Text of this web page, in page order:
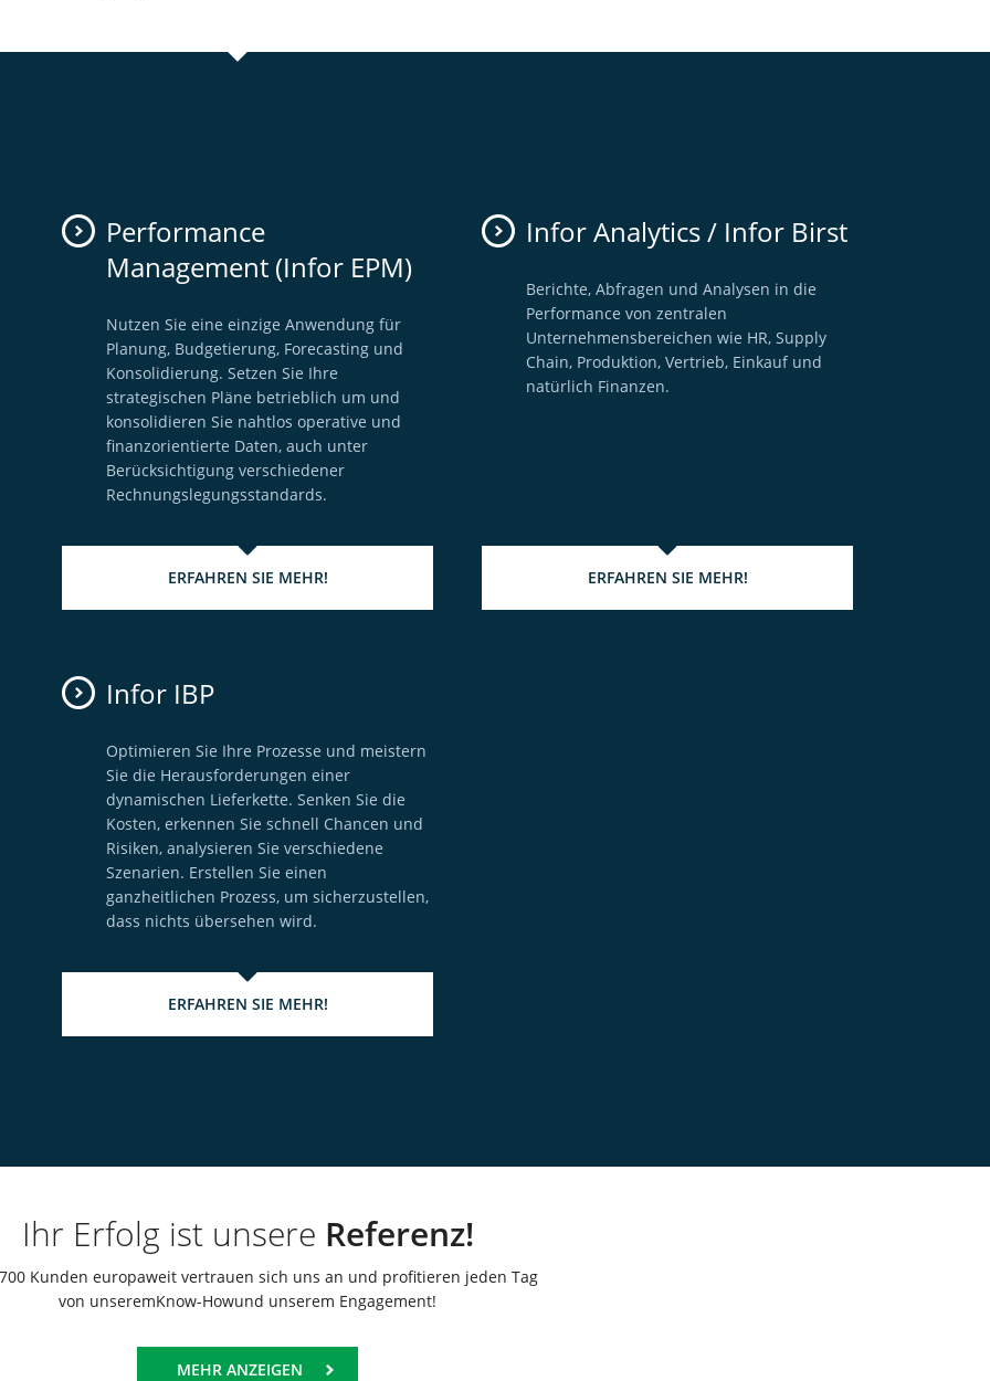
Performance
Management (Infor EPM)
Nutzen Sie eine einzige Anwendung für
Planung, Budgetierung, Forecasting und
Konsolidierung. Setzen Sie Ihre
strategischen Pläne betrieblich um und
konsolidieren Sie nahtlos operative und
finanzorientierte Daten, auch unter
Berücksichtigung verschiedener
Rechnungslegungsstandards.
ERFAHREN SIE MEHR!
Infor Analytics / Infor Birst
Berichte, Abfragen und Analysen in die
Performance von zentralen
Unternehmensbereichen wie HR, Supply
Chain, Produktion, Vertrieb, Einkauf und
natürlich Finanzen.
ERFAHREN SIE MEHR!
Infor IBP
Optimieren Sie Ihre Prozesse und meistern
Sie die Herausforderungen einer
dynamischen Lieferkette. Senken Sie die
Kosten, erkennen Sie schnell Chancen und
Risiken, analysieren Sie verschiedene
Szenarien. Erstellen Sie einen
ganzheitlichen Prozess, um sicherzustellen,
dass nichts übersehen wird.
ERFAHREN SIE MEHR!
Ihr Erfolg ist unsere Referenz!
Kunden europaweit vertrauen sich uns an und profitieren jeden Tag
von unseremKnow-Howund unserem Engagement!
MEHR ANZEIGEN